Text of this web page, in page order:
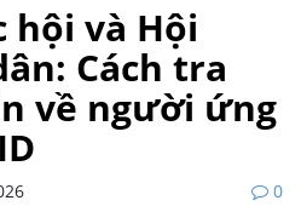
hội và Hội
Cách tra
về người ứng
0